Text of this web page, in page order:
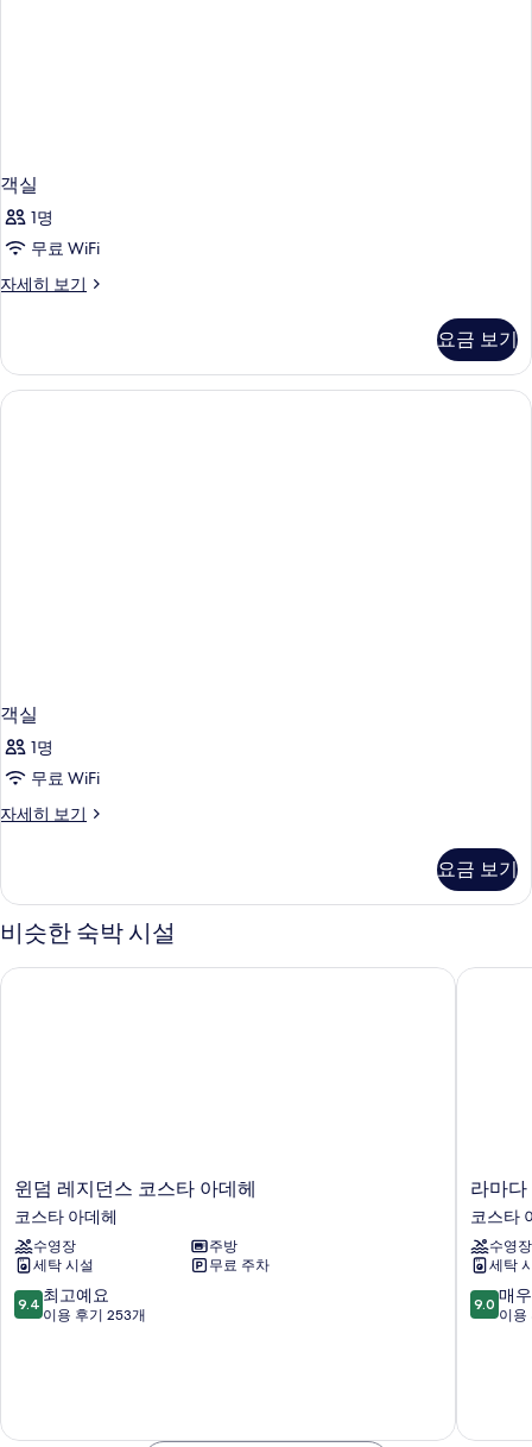
객실
1명
무료 WiFi
자세히 보기
객
히
보
기
요금 보기
객실
1명
무료 WiFi
자세히 보기
객
히
기
요금 보기
비슷한 숙박 시설
윈
덤
레
지
던
스
코
코
윈덤 레지던스 코스타 아데헤
코스타 아데헤
수영장
주방
세탁 시설
무료 주차
10
점
9.4 최고예요
이용 후기 253개
윈덤 레지던스 코스타 아데헤
라
마
다
레
지
던
스
스
라마
코스타
수영장
세탁
10
점
9.0 매
이용
라마다